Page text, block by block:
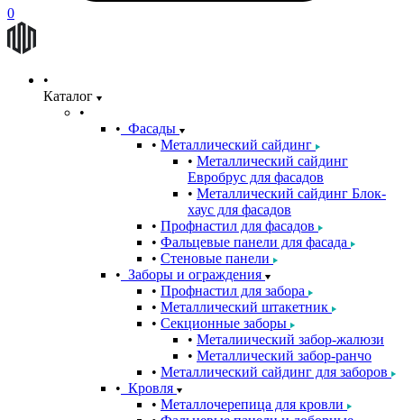
0
Каталог
Фасады
Металлический сайдинг
Металлический сайдинг
Евробрус для фасадов
Металлический сайдинг Блок-
хаус для фасадов
Профнастил для фасадов
Фальцевые панели для фасада
Стеновые панели
Заборы и ограждения
Профнастил для забора
Металлический штакетник
Секционные заборы
Металиический забор-жалюзи
Металлический забор-ранчо
Металлический сайдинг для заборов
Кровля
Металлочерепица для кровли